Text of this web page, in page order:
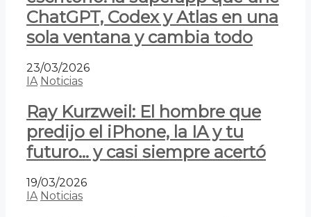
ChatGPT, Codex y Atlas en una
sola ventana y cambia todo
23/03/2026
IA Noticias
Ray Kurzweil: El hombre que
predijo el iPhone, la IA y tu
futuro… y casi siempre acertó
19/03/2026
IA Noticias